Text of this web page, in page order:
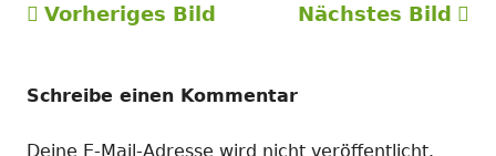
Vorheriges Bild Nächstes Bild
Schreibe einen Kommentar
Deine E-Mail-Adresse wird nicht veröffentlicht.